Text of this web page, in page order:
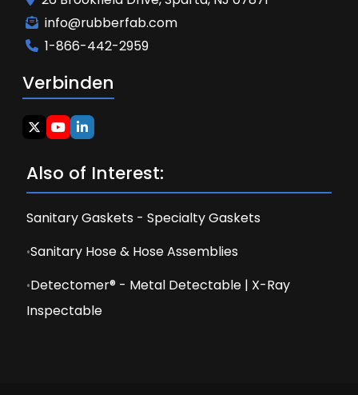
info@rubberfab.com
1-866-442-2959
Verbinden
Also of Interest:
Sanitary Gaskets - Specialty Gaskets
Sanitary Hose & Hose Assemblies
Detectomer® - Metal Detectable | X-Ray
Inspectable